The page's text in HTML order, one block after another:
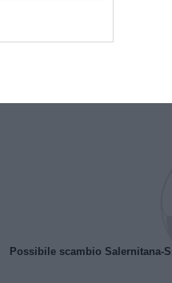
Possibile scambio Salernitana-